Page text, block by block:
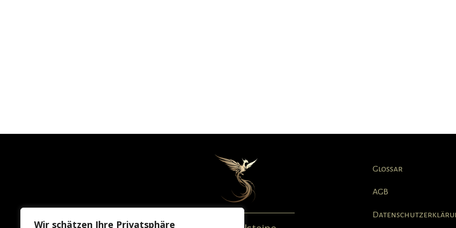
Wir schätzen Ihre Privatsphäre
Glossar
AGB